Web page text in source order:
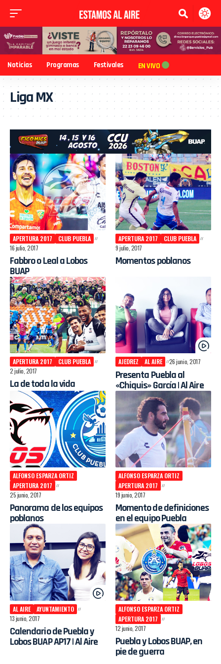
Noticias Programas Festivales EN VIVO
Liga MX
APERTURA 2017
CLUB PUEBLA
16 julio, 2017
Fabbro o Leal a Lobos
BUAP
APERTURA 2017
CLUB PUEBLA
9 julio, 2017
Momentos poblanos
APERTURA 2017
CLUB PUEBLA
2 julio, 2017
La de toda la vida
AJEDREZ AL AIRE 26 junio, 2017
Presenta Puebla al
«Chiquis» García | Al Aire
ALFONSO ESPARZA ORTIZ
APERTURA 2017
25 junio, 2017
Panorama de los equipos
poblanos
ALFONSO ESPARZA ORTIZ
APERTURA 2017
19 junio, 2017
Momento de definiciones
en el equipo Puebla
AL AIRE
AYUNTAMIENTO
13 junio, 2017
Calendario de Puebla y
Lobos BUAP AP17 | Al Aire
ALFONSO ESPARZA ORTIZ
APERTURA 2017
12 junio, 2017
Puebla y Lobos BUAP, en
pie de guerra